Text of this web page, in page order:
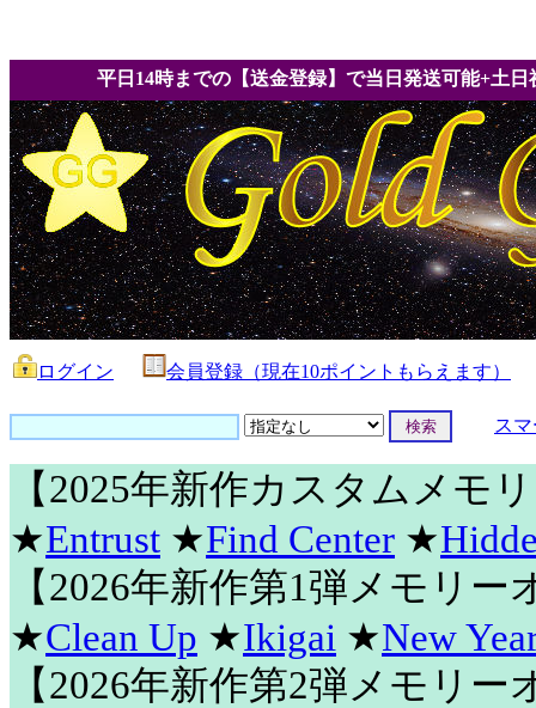
平日14時までの【送金登録】で当日発送可能+土日
ログイン 会員登録（現在10ポイントもらえます）
ス
【2025年新作カスタムメモ
★Entrust ★Find Center ★
【2026年新作第1弾メモリー
★Clean Up ★Ikigai ★New
【2026年新作第2弾メモリー